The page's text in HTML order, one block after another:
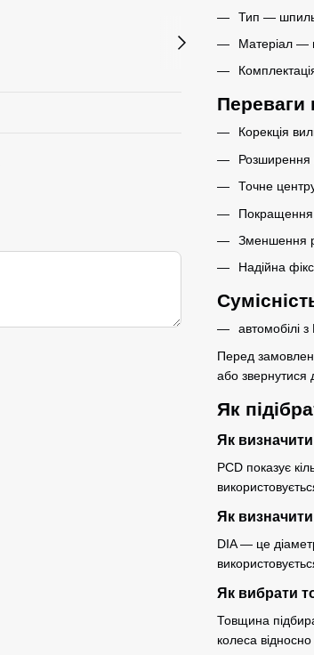
Тип —
Матеріал —
Переваги
Корекція
Розширення
Точне
Покращення
Зменшення
Надійна
автомобілі
Перед
або звернутися
Як
Як
PCD показує
Як
DIA — це
Як вибрати
Товщина
колеса